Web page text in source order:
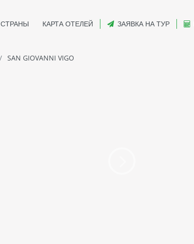
СТРАНЫ КАРТА ОТЕЛЕЙ ЗАЯВКА НА ТУР
SAN GIOVANNI VIGO